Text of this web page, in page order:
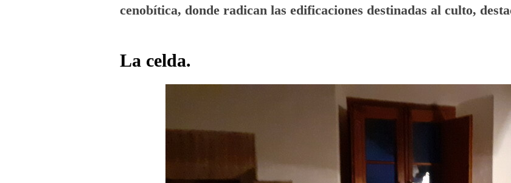
cenobítica, donde radican las edificaciones destinadas al culto,
La celda.